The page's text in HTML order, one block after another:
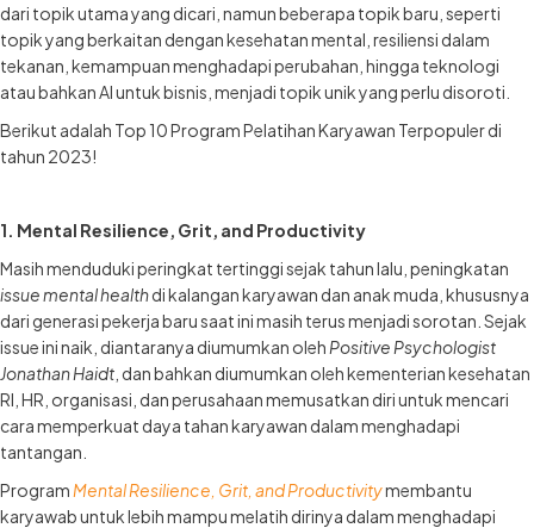
dari topik utama yang dicari, namun beberapa topik baru, seperti
topik yang berkaitan dengan kesehatan mental, resiliensi dalam
tekanan, kemampuan menghadapi perubahan, hingga teknologi
atau bahkan AI untuk bisnis, menjadi topik unik yang perlu disoroti.
Berikut adalah Top 10 Program Pelatihan Karyawan Terpopuler di
tahun 2023!
1. Mental Resilience, Grit, and Productivity
Masih menduduki peringkat tertinggi sejak tahun lalu, peningkatan
issue mental healthdi kalangan karyawan dan anak muda, khususnya
dari generasi pekerja baru saat ini masih terus menjadi sorotan. Sejak
issue ini naik, diantaranya diumumkan oleh Positive Psychologist
Jonathan Haidt , dan bahkan diumumkan oleh kementerian kesehatan
RI, HR, organisasi, dan perusahaan memusatkan diri untuk mencari
cara memperkuat daya tahan karyawan dalam menghadapi
tantangan.
Program Mental Resilience, Grit, and Productivitymembantu
karyawab untuk lebih mampu melatih dirinya dalam menghadapi